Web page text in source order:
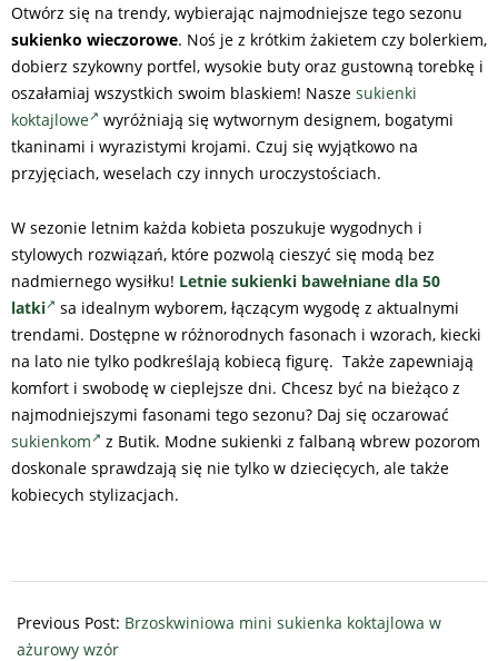
Otwórz się na trendy, wybierając najmodniejsze tego sezonu
sukienko wieczorowe. Noś je z krótkim żakietem czy bolerkiem,
dobierz szykowny portfel, wysokie buty oraz gustowną torebkę i
oszałamiaj wszystkich swoim blaskiem! Nasze sukienki
koktajlowe
wyróżniają się wytwornym designem, bogatymi
tkaninami i wyrazistymi krojami. Czuj się wyjątkowo na
przyjęciach, weselach czy innych uroczystościach.
W sezonie letnim każda kobieta poszukuje wygodnych i
stylowych rozwiązań, które pozwolą cieszyć się modą bez
nadmiernego wysiłku! Letnie sukienki bawełniane dla 50
latki
sa idealnym wyborem, łączącym wygodę z aktualnymi
trendami. Dostępne w różnorodnych fasonach i wzorach, kiecki
na lato nie tylko podkreślają kobiecą figurę. Także zapewniają
komfort i swobodę w cieplejsze dni. Chcesz być na bieżąco z
najmodniejszymi fasonami tego sezonu? Daj się oczarować
sukienkom
z Butik. Modne sukienki z falbaną wbrew pozorom
doskonale sprawdzają się nie tylko w dziecięcych, ale także
kobiecych stylizacjach.
07-
04
Previous Post: Brzoskwiniowa mini sukienka koktajlowa w
ażurowy wzór